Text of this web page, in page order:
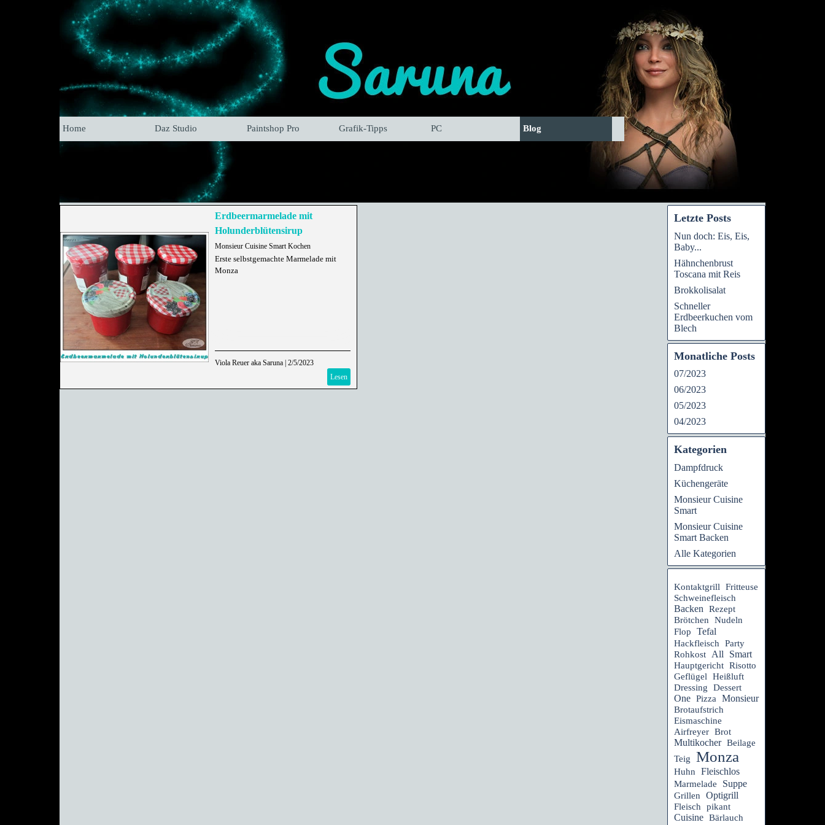
Home Daz Studio Paintshop Pro Grafik-Tipps PC Blog
Erdbeermarmelade mit
Holunderblütensirup
Monsieur Cuisine Smart Kochen
Erste selbstgemachte Marmelade mit
Monza
Viola Reuer aka Saruna| 2/5/2023
Lesen
Letzte Posts
Nun doch: Eis, Eis,
Baby...
Hähnchenbrust
Toscana mit Reis
Brokkolisalat
Schneller
Erdbeerkuchen vom
Blech
Monatliche Posts
07/2023
06/2023
05/2023
04/2023
Kategorien
Dampfdruck
Küchengeräte
Monsieur Cuisine
Smart
Monsieur Cuisine
Smart Backen
Alle Kategorien
Kontaktgrill
Fritteuse
Schweinefleisch
Backen Rezept
Brötchen
Nudeln
Flop
Tefal
Hackfleisch
Party
Rohkost
All
Smart
Hauptgericht Risotto
Geflügel
Heißluft
Dressing
Dessert
One Pizza Monsieur
Brotaufstrich
Eismaschine
Airfreyer Brot
Multikocher Beilage
Teig
Monza
Huhn Fleischlos
Marmelade Suppe
Grillen Optigrill
Fleisch pikant
Cuisine Bärlauch